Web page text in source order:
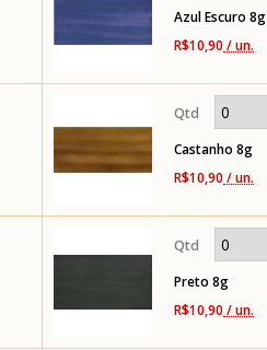
Azul Escuro 8g
R$10,90 / un.
Castanho 8g
R$10,90 / un.
Preto 8g
R$10,90 / un.